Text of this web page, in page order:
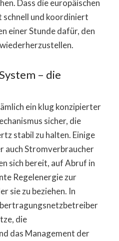
Dass die europäischen
und koordiniert
einer Stunde dafür, den
– die
ein klug konzipierter
sicher, die
stabil zu halten. Einige
auch Stromverbraucher
sich bereit, auf Abruf in
Regelenergie zur
sie zu beziehen. In
die
das Management der